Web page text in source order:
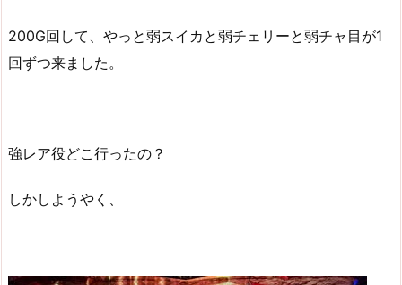
200G回して、やっと弱スイカと弱チェリーと弱チャ目が1
回ずつ来ました。
強レア役どこ行ったの？
しかしようやく、